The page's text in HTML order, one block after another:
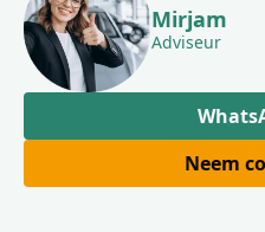
Mirjam
Adviseur
Neem